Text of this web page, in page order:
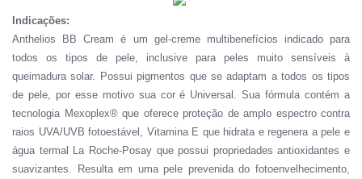
Indicações:
Anthelios BB Cream é um gel-creme multibenefícios indicado para
todos os tipos de pele, inclusive para peles muito sensíveis à
queimadura solar. Possui pigmentos que se adaptam a todos os tipos
de pele, por esse motivo sua cor é Universal. Sua fórmula contém a
tecnologia Mexoplex® que oferece proteção de amplo espectro contra
raios UVA/UVB fotoestável, Vitamina E que hidrata e regenera a pele e
água termal La Roche-Posay que possui propriedades antioxidantes e
suavizantes. Resulta em uma pele prevenida do fotoenvelhecimento,